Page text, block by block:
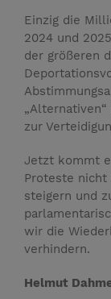
Einzig die
2024 und
der größeren
zur
Jetzt kommt
Proteste nicht
steigern und
wir die
verhindern.
Helmut